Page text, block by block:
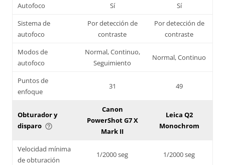
Autofoco Sí
Sí
Sistema de
autofoco
Por detección de
contraste
Por detección de
contraste
Modos de
autofoco
Normal, Continuo,
Seguimiento
Normal, Continuo
Puntos de
enfoque
31 49
Obturador y
disparo help_outline
Canon
PowerShot G7 X
Mark II
Leica Q2
Monochrom
Velocidad mínima
de obturación
1/2000 seg 1/2000 seg